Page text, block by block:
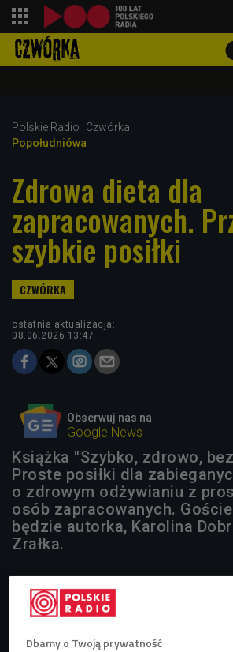
Polskie Radio
Czwórka
Popołudniówa
Zdrowa dieta dla
zapracowanych.
szybkie posiłki
ostatnia aktualizacja:
08.06.2026 13:47
Obserwuj nas na
Google News
Książka "Szybko, zdrowo,
Proste posiłki dla
o zdrowym odżywianiu z
osób zapracowanych.
będzie autorka, Karolina
Zrałka.
Dbamy o Twoją prywatność